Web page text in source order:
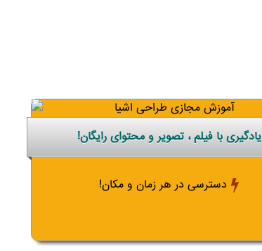
یادگیری با فیلم ، تصویر و محتوای رایگان!
دسترسی در هر زمان و مکان!